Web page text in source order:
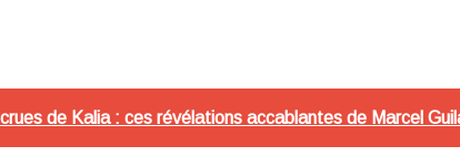
de Kalia : ces révélations accablantes de Marcel